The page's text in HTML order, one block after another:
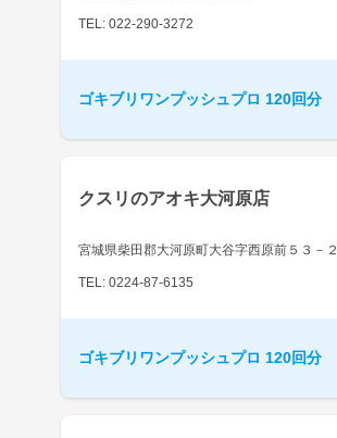
TEL: 022-290-3272
ゴキブリワンプッシュプロ 120回分
クスリのアオキ大河原店
宮城県柴田郡大河原町大谷字西原前５３－２
TEL: 0224-87-6135
ゴキブリワンプッシュプロ 120回分